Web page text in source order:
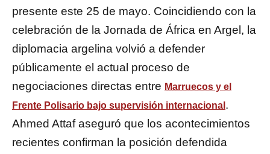
presente este 25 de mayo. Coincidiendo con la
celebración de la Jornada de África en Argel, la
diplomacia argelina volvió a defender
públicamente el actual proceso de
negociaciones directas entre Marruecos y el
Frente Polisario bajo supervisión internacional .
Ahmed Attaf aseguró que los acontecimientos
recientes confirman la posición defendida